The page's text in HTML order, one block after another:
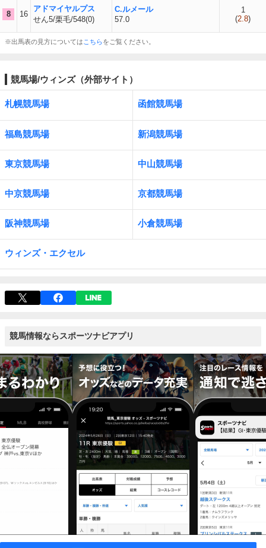
8 16
アドマイヤルプス
せん5/栗毛/548(0)
C.ルメール
57.0
1
(2.8)
※出馬表の見方については こちらをご覧ください。
競馬場/ウィンズ（外部サイト）
札幌競馬場 函館競馬場
福島競馬場 新潟競馬場
東京競馬場 中山競馬場
中京競馬場 京都競馬場
阪神競馬場 小倉競馬場
ウィンズ・エクセル
競馬情報ならスポーツナビアプリ